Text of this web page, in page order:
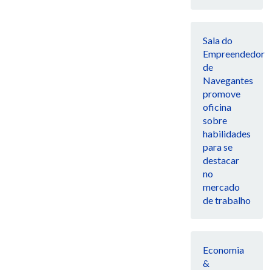
Sala do
Empreendedor
de
Navegantes
promove
oficina
sobre
habilidades
para se
destacar
no
mercado
de trabalho
Economia
&